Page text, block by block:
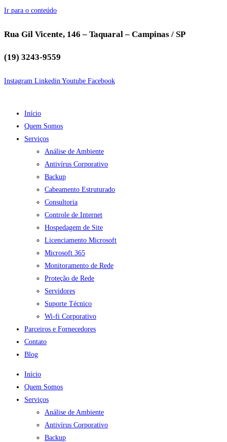
Ir para o conteúdo
Rua Gil Vicente, 146 – Taquaral – Campinas / SP
(19) 3243-9559
Instagram Linkedin Youtube Facebook
Início
Quem Somos
Serviços
Análise de Ambiente
Antivírus Corporativo
Backup
Cabeamento Estruturado
Consultoria
Controle de Internet
Hospedagem de Site
Licenciamento Microsoft
Microsoft 365
Monitoramento de Rede
Proteção de Rede
Servidores
Suporte Técnico
Wi-fi Corporativo
Parceiros e Fornecedores
Contato
Blog
Início
Quem Somos
Serviços
Análise de Ambiente
Antivírus Corporativo
Backup